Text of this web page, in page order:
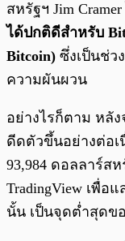
สหรัฐฯ Jim
ได้ปกติดีสำหรับ
Bitcoin) ซึ่งเป็นช่ว
ความผันผวน
อย่างไรก็ตาม หลั
ดีดตัวขึ้นอย่างต่อ
93,984 ดอลลาร์ส
TradingView เพื่อ
นั้น เป็นจุดต่ำสุดข